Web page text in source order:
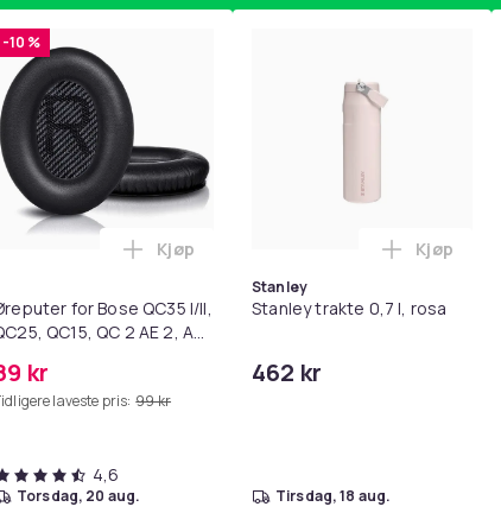
- mage- og kjernetrening, yoga og
/ LR1130 / LR54 / 189 / 10-pakning PKcell i
-10 %
for Bose QC35 I/II,
QC15, QC 2 AE 2, AE
Black
kr
laveste pris: 99 kr
Legg Øreputer for Bose QC35 I/II, QC25,
Kjøp
4,6
torsdag, 20 aug.
Stanley
Stanley trakte 0,7 l, rosa
462 kr
Legg
Kjøp
tirsdag, 18 aug.